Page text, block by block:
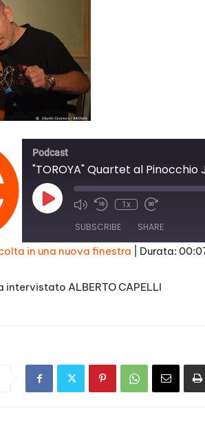
Podcast
"TOROYA" Quartet al Pinocchio
Play
Episode
1x
SUBSCRIBE SHARE
in una nuova finestra Durata:
intervistato ALBERTO CAPELLI